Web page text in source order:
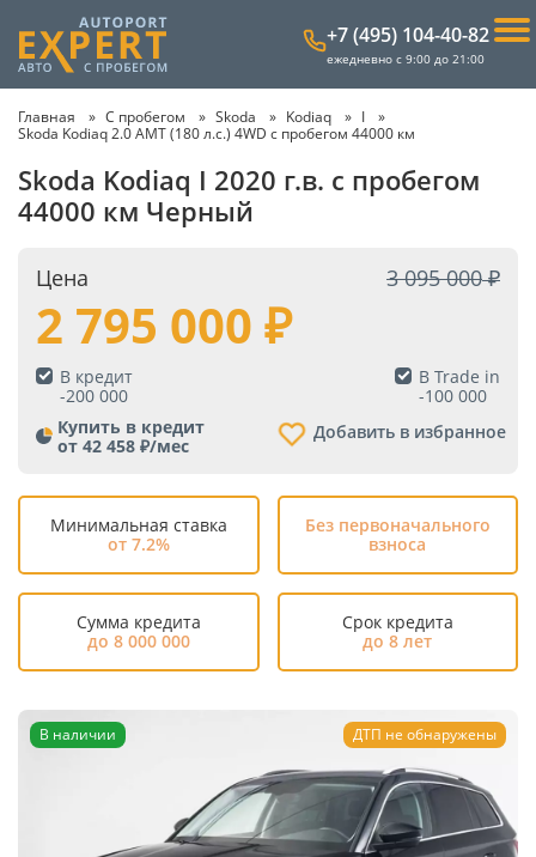
+7 (495) 104-40-82
ежедневно с 9:00 до 21:00
Главная С пробегом Skoda Kodiaq
I
Skoda Kodiaq 2.0 AMT (180 л.с.) 4WD с пробегом 44000 км
Skoda Kodiaq I 2020 г.в. с пробегом
44000 км Черный
Цена 3 095 000
2 795 000
В кредит
-200 000
В Trade in
-100 000
Купить в кредит
от 42 458 ₽/мес
Добавить в избранное
Минимальная ставка
от 7.2%
Без первоначального
взноса
Сумма кредита
до 8 000 000
Срок кредита
до 8 лет
В наличии ДТП не обнаружены